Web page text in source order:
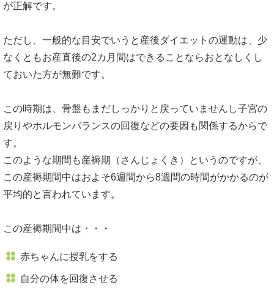
が正解です。
ただし、一般的な目安でいうと産後ダイエットの運動は、少
なくともお産直後の2カ月間はできることならおとなしくし
ておいた方が無難です。
この時期は、骨盤もまだしっかりと戻っていませんし子宮の
戻りやホルモンバランスの回復などの要因も関係するからで
す。
このような期間も産褥期（さんじょくき）というのですが、
この産褥期間中はおよそ6週間から8週間の時間がかかるのが
平均的と言われています。
この産褥期間中は・・・
赤ちゃんに授乳をする
自分の体を回復させる